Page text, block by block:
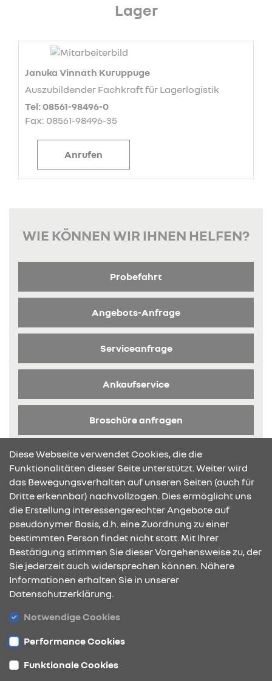
Lager
Januka Vinnath Kuruppuge
Auszubildender Fachkraft für Lagerlogistik
Tel: 08561-98496-0
Fax: 08561-98496-35
Anrufen
WIE KÖNNEN WIR IHNEN HELFEN?
Probefahrt
Angebots-Anfrage
Serviceanfrage
Ankaufservice
Broschüre anfragen
KONTAKT & ANFAHRT
ÖFFNUNGSZEITEN
STANDORTE
Diese Webseite verwendet Cookies, die die
Funktionalitäten dieser Seite unterstützt. Weiter wird
das Bewegungsverhalten auf unseren Seiten (auch für
Dritte erkennbar) nachvollzogen. Dies ermöglicht uns
die Erstellung interessengerechter Angebote auf
pseudonymer Basis, d.h. eine Zuordnung zu einer
bestimmten Person findet nicht statt. Mit Ihrer
Bestätigung stimmen Sie dieser Vorgehensweise zu, der
Sie jederzeit auch widersprechen können. Nähere
Informationen erhalten Sie in unserer
Datenschutzerklärung.
Notwendige Cookies
Performance Cookies
Funktionale Cookies